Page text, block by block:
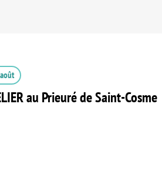
au Prieuré de Saint-Cosme